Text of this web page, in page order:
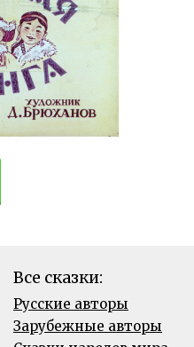
Все сказки:
Русские авторы
Зарубежные авторы